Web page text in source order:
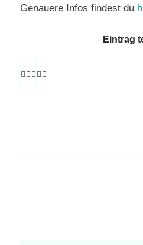
Genauere Infos findest du
Eintrag